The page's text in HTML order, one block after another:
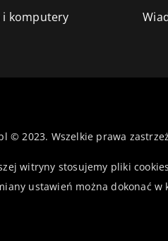
i komputery
© 2023. Wszelkie prawa
witryny stosujemy pliki
ustawień można dokonać